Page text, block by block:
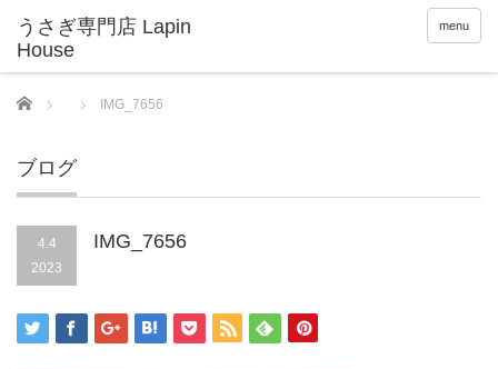
menu
Home IMG_7656
ブログ
4.4
2023
IMG_7656